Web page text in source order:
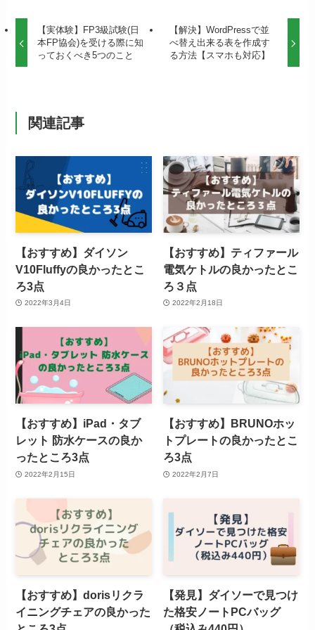
【実体験】FP3級試験(日
本FP協会)を受ける際に知
っておくべき5つのこと
【解決】WordPressで並
べ替え出来る表を作成す
る方法【スマホも対応】
関連記事
【おすすめ】ダイソン
V10Fluffyの良かったとこ
ろ3点
2022年3月4日
【おすすめ】ティファール
電気ケトルの良かったとこ
ろ３点
2022年2月18日
【おすすめ】iPad・タブ
レット 防水ケースの良か
ったところ3点
2022年2月15日
【おすすめ】BRUNOホッ
トプレートの良かったとこ
ろ3点
2022年2月7日
【おすすめ】dorisリクラ
イニングチェアの良かった
【発見】ダイソーで見つけ
た格安ノートPCバッグ